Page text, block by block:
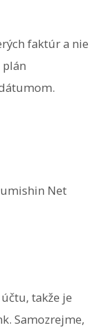
faktúr a nie
Net
takže je
Samozrejme,